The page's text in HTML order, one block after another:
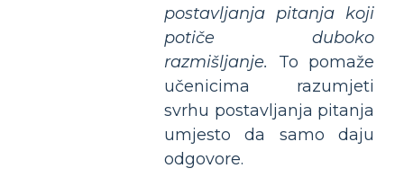
postavljanja pitanja koji
potiče duboko
razmišljanje. To pomaže
učenicima razumjeti
svrhu postavljanja pitanja
umjesto da samo daju
odgovore.